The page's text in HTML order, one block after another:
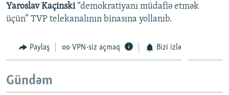
Yaroslav Kaçinski“demokratiyanı müdafiə etmək
üçün” TVP telekanalının binasına yollanıb.
Paylaş VPN-siz açmaq Bizi izlə
Gündəm